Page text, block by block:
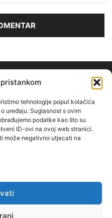
tehnologije poput kolačića
uređaju. Suglasnost s ovim
podatke kao što su
ID-ovi na ovoj web stranici.
može negativno utjecati na
PRAVILA KORIŠTENJA